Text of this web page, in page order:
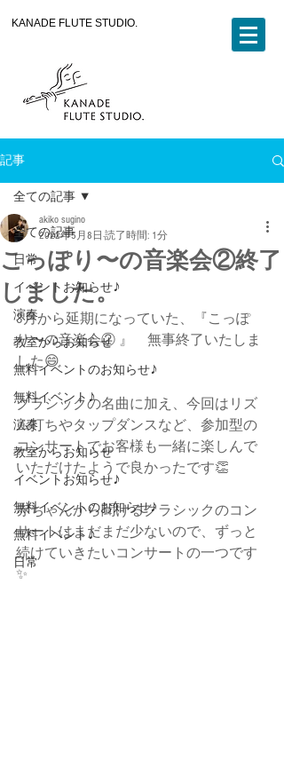
KANADE FLUTE STUDIO.
記事
全ての記事
日常
イベントお知らせ♪
演奏
教室からお知らせ
無料イベントのお知らせ♪
無料イベント♪
演奏
教室からお知らせ
イベントお知らせ♪
無料イベントのお知らせ♪
無料イベント♪
日常
全ての記事
こっぽり〜の音楽会②終了
しました。
akiko sugino
2022年5月8日 読了時間: 1分
3月から延期になっていた、『こっぽ
り〜の音楽会② 』　無事終了いたしま
した😄
クラシックの名曲に加え、今回はリズ
ム打ちやタップダンスなど、参加型の
コンサートでお客様も一緒に楽しんで
いただけたようで良かったです👏
赤ちゃんから聞けるクラシックのコン
サートはまだまだ少ないので、ずっと
続けていきたいコンサートの一つです
✨